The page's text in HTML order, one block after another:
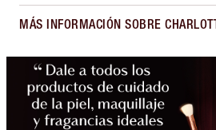
MÁS INFORMACIÓN SOBRE